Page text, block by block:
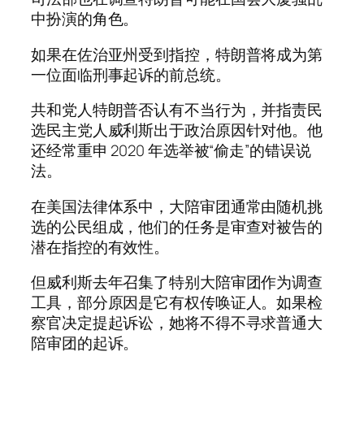
中扮演的角色。
如果在佐治亚州受到指控，特朗普将成为第
一位面临刑事起诉的前总统。
共和党人特朗普否认有不当行为，并指责民
选民主党人威利斯出于政治原因针对他。他
还经常重申 2020 年选举被“偷走”的错误说
法。
在美国法律体系中，大陪审团通常由随机挑
选的公民组成，他们的任务是审查对被告的
潜在指控的有效性。
但威利斯去年召集了特别大陪审团作为调查
工具，部分原因是它有权传唤证人。如果检
察官决定提起诉讼，她将不得不寻求普通大
陪审团的起诉。